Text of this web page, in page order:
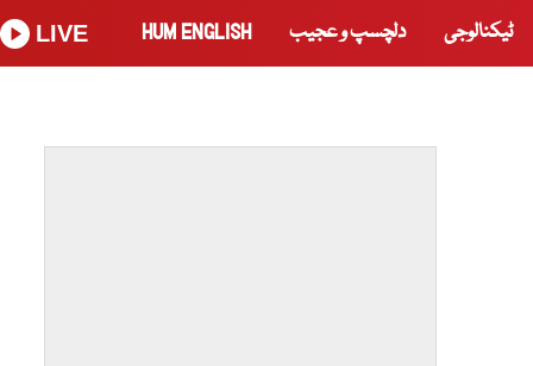
ٹیکنالوجی دلچسپ و عجیب HUM ENGLISH
LIVE